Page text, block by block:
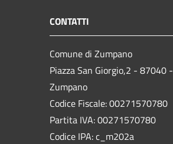
CONTATTI
Comune di Zumpano
Piazza San Giorgio,2 - 87040 -
Zumpano
Codice Fiscale: 00271570780
Partita IVA: 00271570780
Codice IPA: c_m202a